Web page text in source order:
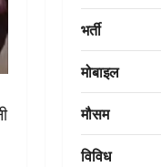
भर्ती
मोबाइल
मौसम
विविध